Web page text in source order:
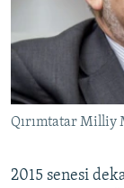
Qırımtatar Milliy
2015 senesi